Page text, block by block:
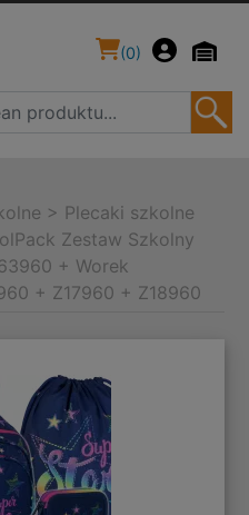
(0)
> Plecaki szkolne
Zestaw Szkolny
+ Worek
+ Z17960 + Z18960